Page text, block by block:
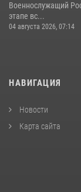
Военнослужащий
этапе вс...
04 августа 2026, 07:14
НАВИГАЦИЯ
Новости
Карта сайта